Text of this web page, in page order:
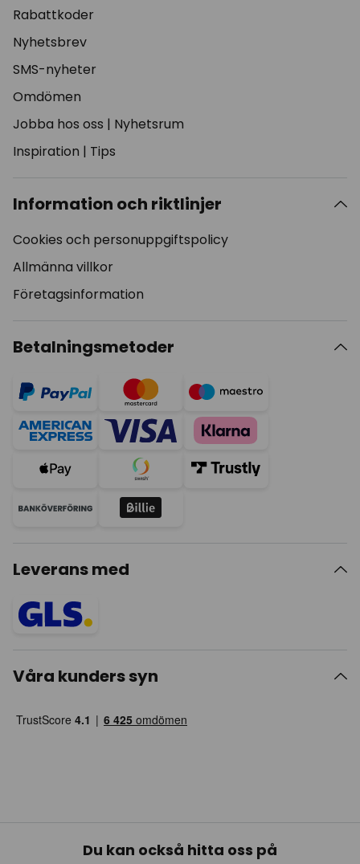
Rabattkoder
Nyhetsbrev
SMS-nyheter
Omdömen
Jobba hos oss | Nyhetsrum
Inspiration | Tips
Information och riktlinjer
Cookies och personuppgiftspolicy
Allmänna villkor
Företagsinformation
Betalningsmetoder
Leverans med
Våra kunders syn
Du kan också hitta oss på